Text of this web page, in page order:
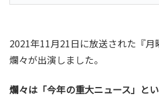
2021年11月21日に放送された『月
爛々が出演しました。
爛々は「今年の重大ニュース」と